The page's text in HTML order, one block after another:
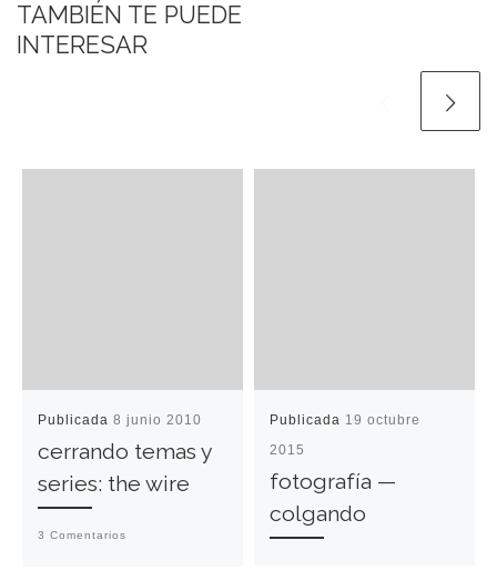
TAMBIÉN TE PUEDE
INTERESAR
Publicada8 junio 2010
cerrando temas y
series: the wire
3 Comentarios
Publicada 19 octubre
2015
fotografía —
colgando